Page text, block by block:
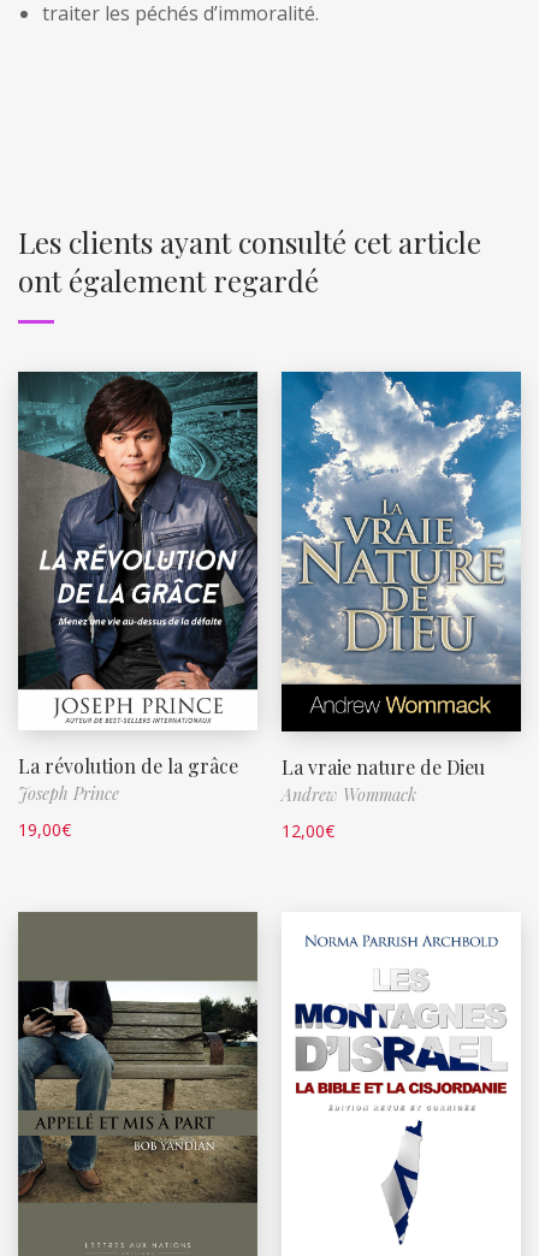
traiter les péchés d’immoralité.
Les clients ayant consulté cet article
ont également regardé
La révolution de la grâce
Joseph Prince
19,00€
La vraie nature de Dieu
Andrew Wommack
12,00€